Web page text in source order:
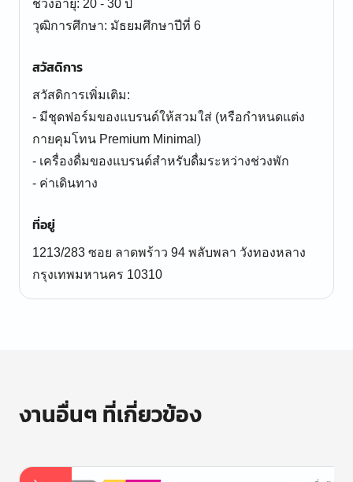
ช่วงอายุ: 20 - 30 ปี
สวัสดิการ
สวัสดิการเพิ่มเติม:
- มีชุดฟอร์มของแบรนด์ให้สวมใส่ (หรือกำหนดแต่ง
กายคุมโทน Premium Minimal)
- เครื่องดื่มของแบรนด์สำหรับดื่มระหว่างช่วงพัก
- ค่าเดินทาง
ที่อยู่
1213/283 ซอย ลาดพร้าว 94 พลับพลา วังทองหลาง
กรุงเทพมหานคร 10310
งานอื่นๆ ที่เกี่ยวข้อง